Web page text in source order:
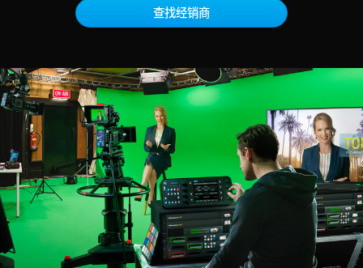
Japan
Mexico
Malaysia
Netherlands
New Zealand
Norway
Poland
查找经销商